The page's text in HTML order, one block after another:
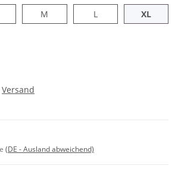
M L XLXL
Versand
(DE - Ausland abweichend)